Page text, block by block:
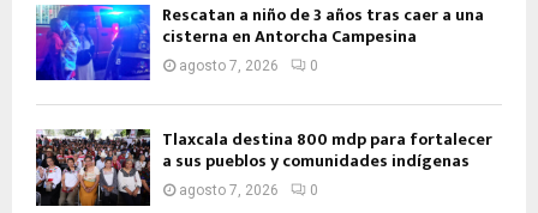
Rescatan a niño de 3 años tras caer a una
cisterna en Antorcha Campesina
agosto 7, 2026 0
Tlaxcala destina 800 mdp para fortalecer
a sus pueblos y comunidades indígenas
agosto 7, 2026 0